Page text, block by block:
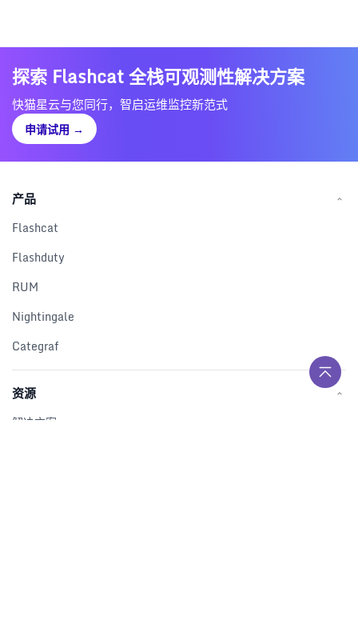
探索 Flashcat 全栈可观测性解决方案
快猫星云与您同行，智启运维监控新范式
申请试用 →
产品
Flashcat
Flashduty
RUM
Nightingale
Categraf
资源
解决方案